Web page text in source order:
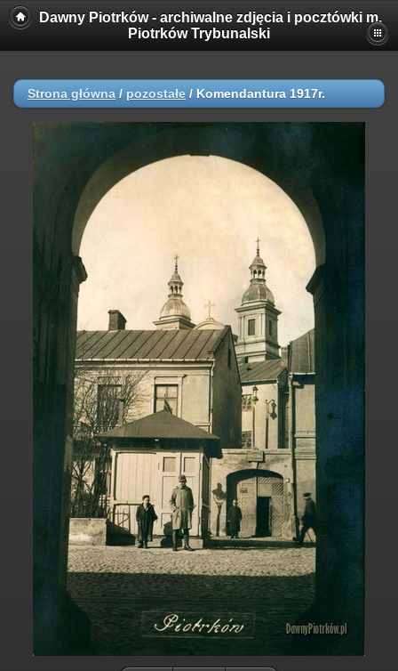
Dawny Piotrków - archiwalne zdjęcia i pocztówki m.
Piotrków Trybunalski
Strona główna / pozostałe / Komendantura 1917r.